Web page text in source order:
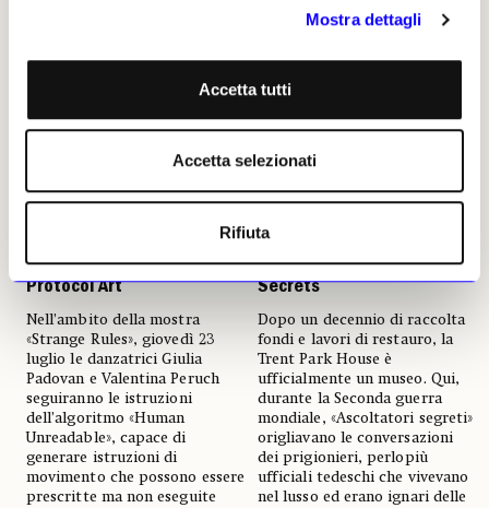
Mostra dettagli
Accetta tutti
Accetta selezionati
Rifiuta
Tra algoritmo e corpo: a
Operator dà forma alla
Protocol Art
Nell’ambito della mostra
«Strange Rules», giovedì 23
luglio le danzatrici Giulia
Padovan e Valentina Peruch
seguiranno le istruzioni
dell’algoritmo «Human
Unreadable», capace di
generare istruzioni di
movimento che possono essere
prescritte ma non eseguite
NEWS MUSEI E FONDAZIONI
La villa che ascoltava i
generali tedeschi: a
Trent Park House of
Secrets
Dopo un decennio di raccolta
fondi e lavori di restauro, la
Trent Park House è
ufficialmente un museo. Qui,
durante la Seconda guerra
mondiale, «Ascoltatori segreti»
origliavano le conversazioni
dei prigionieri, perlopiù
ufficiali tedeschi che vivevano
nel lusso ed erano ignari delle